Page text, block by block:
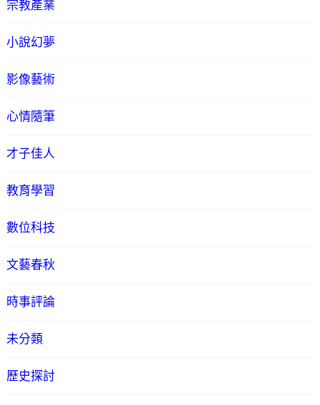
宗教產業
小說幻夢
影像藝術
心情隨筆
才子佳人
教育學習
數位科技
文藝春秋
時事評論
未分類
歷史探討